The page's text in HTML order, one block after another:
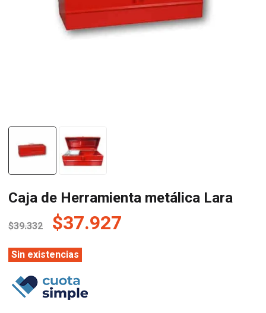
Caja de Herramienta metálica Lara
$39.332 El
precio
original
era:
$39.332.
$37.927
Sin existencias